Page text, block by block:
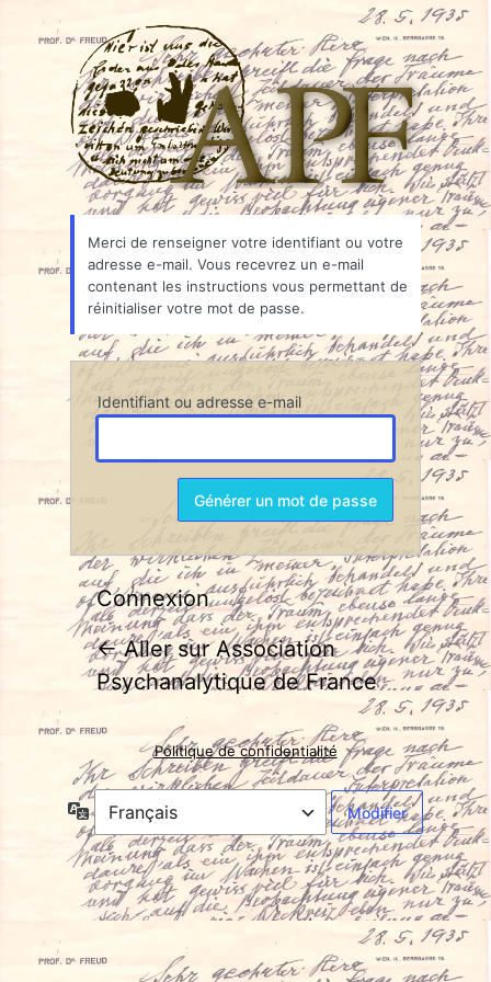
passe
oublié
Merci de renseigner votre identifiant ou votre
adresse e-mail. Vous recevrez un e-mail
contenant les instructions vous permettant de
réinitialiser votre mot de passe.
Identifiant ou adresse e-mail
Connexion
← Aller sur Association
Psychanalytique de France
Politique de confidentialité
Langue